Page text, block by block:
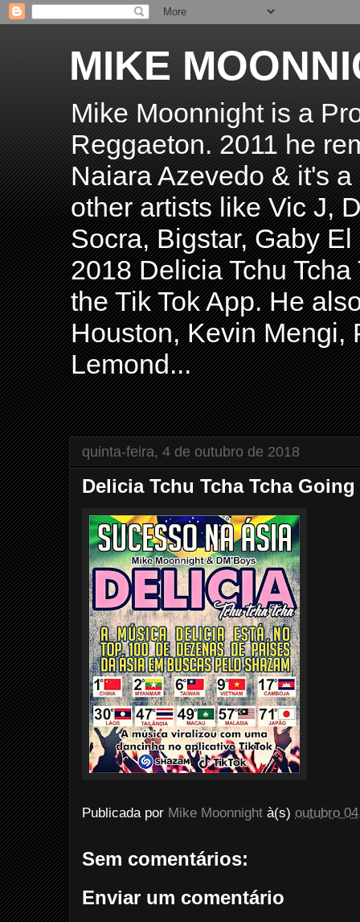
MIKE
Mike Moonnight is a
Reggaeton. 2011 he
Naiara Azevedo & it's
other artists like Vic J,
Socra, Bigstar, Gaby
2018 Delicia Tchu
the Tik Tok App. He
Houston, Kevin Mengi,
Lemond...
quinta-feira, 4 de outubro de 2018
Delicia Tchu Tcha Tcha
Publicada por Mike Moonnight à(s) outubro
Sem comentários:
Enviar um comentário